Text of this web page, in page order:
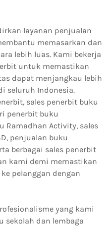
layanan penjualan
memasarkan dan
lebih luas. Kami bekerja
untuk memastikan
dapat menjangkau lebih
seluruh Indonesia.
sales penerbit buku
penerbit buku
Ramadhan Activity, sales
penjualan buku
berbagai sales penerbit
kami demi memastikan
pelanggan dengan
yang kami
sekolah dan lembaga